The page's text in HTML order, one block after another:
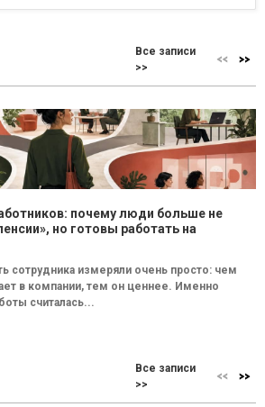
Все записи
>>
почему люди больше не
но готовы работать на
сотрудника измеряли очень просто: чем
в компании, тем он ценнее. Именно
считалась...
Все записи
>>